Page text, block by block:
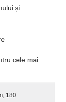
și
cele mai
180